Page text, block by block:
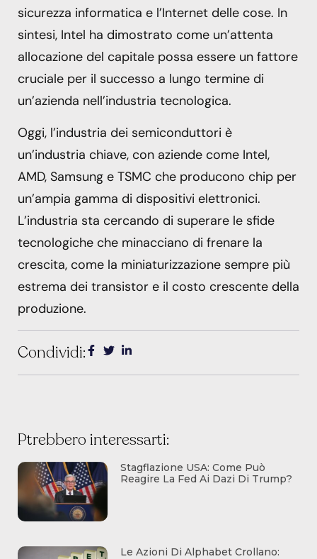
sicurezza informatica e l’Internet delle cose. In
sintesi, Intel ha dimostrato come un’attenta
allocazione del capitale possa essere un fattore
cruciale per il successo a lungo termine di
un’azienda nell’industria tecnologica.
Oggi, l’industria dei semiconduttori è
un’industria chiave, con aziende come Intel,
AMD, Samsung e TSMC che producono chip per
un’ampia gamma di dispositivi elettronici.
L’industria sta cercando di superare le sfide
tecnologiche che minacciano di frenare la
crescita, come la miniaturizzazione sempre più
estrema dei transistor e il costo crescente della
produzione.
Condividi:
Ptrebbero interessarti:
Stagflazione USA: Come Può
Reagire La Fed Ai Dazi Di Trump?
Le Azioni Di Alphabet Crollano: